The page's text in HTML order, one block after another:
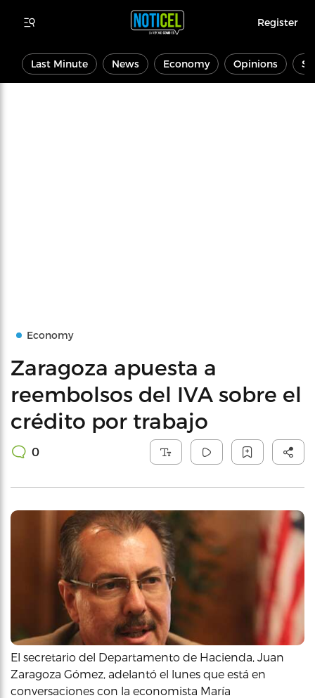
Register
Last Minute News Economy Opinions
Economy
Zaragoza apuesta a
reembolsos del IVA sobre el
crédito por trabajo
0
El secretario del Departamento de Hacienda, Juan
Zaragoza Gómez, adelantó el lunes que está en
conversaciones con la economista María